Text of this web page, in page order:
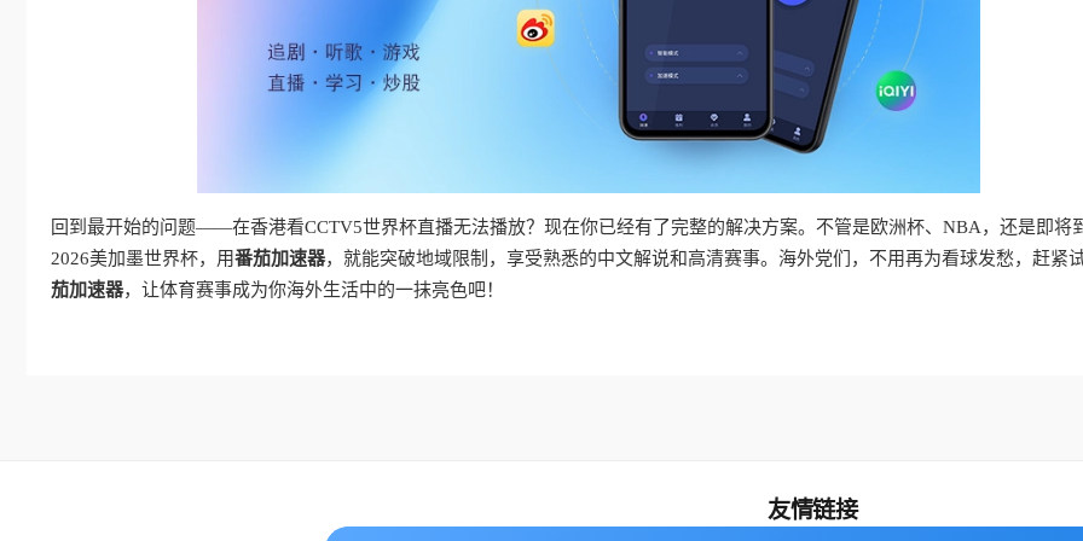
回到最开始的问题——在香港看CCTV5世界杯直播无法播放？现在你已经有了完整的解决方案。不管是欧洲杯、NBA，还是即将
2026美加墨世界杯，用番茄加速器，就能突破地域限制，享受熟悉的中文解说和高清赛事。海外党们，不用再为看球发愁，赶紧
茄加速器，让体育赛事成为你海外生活中的一抹亮色吧！
友情链接